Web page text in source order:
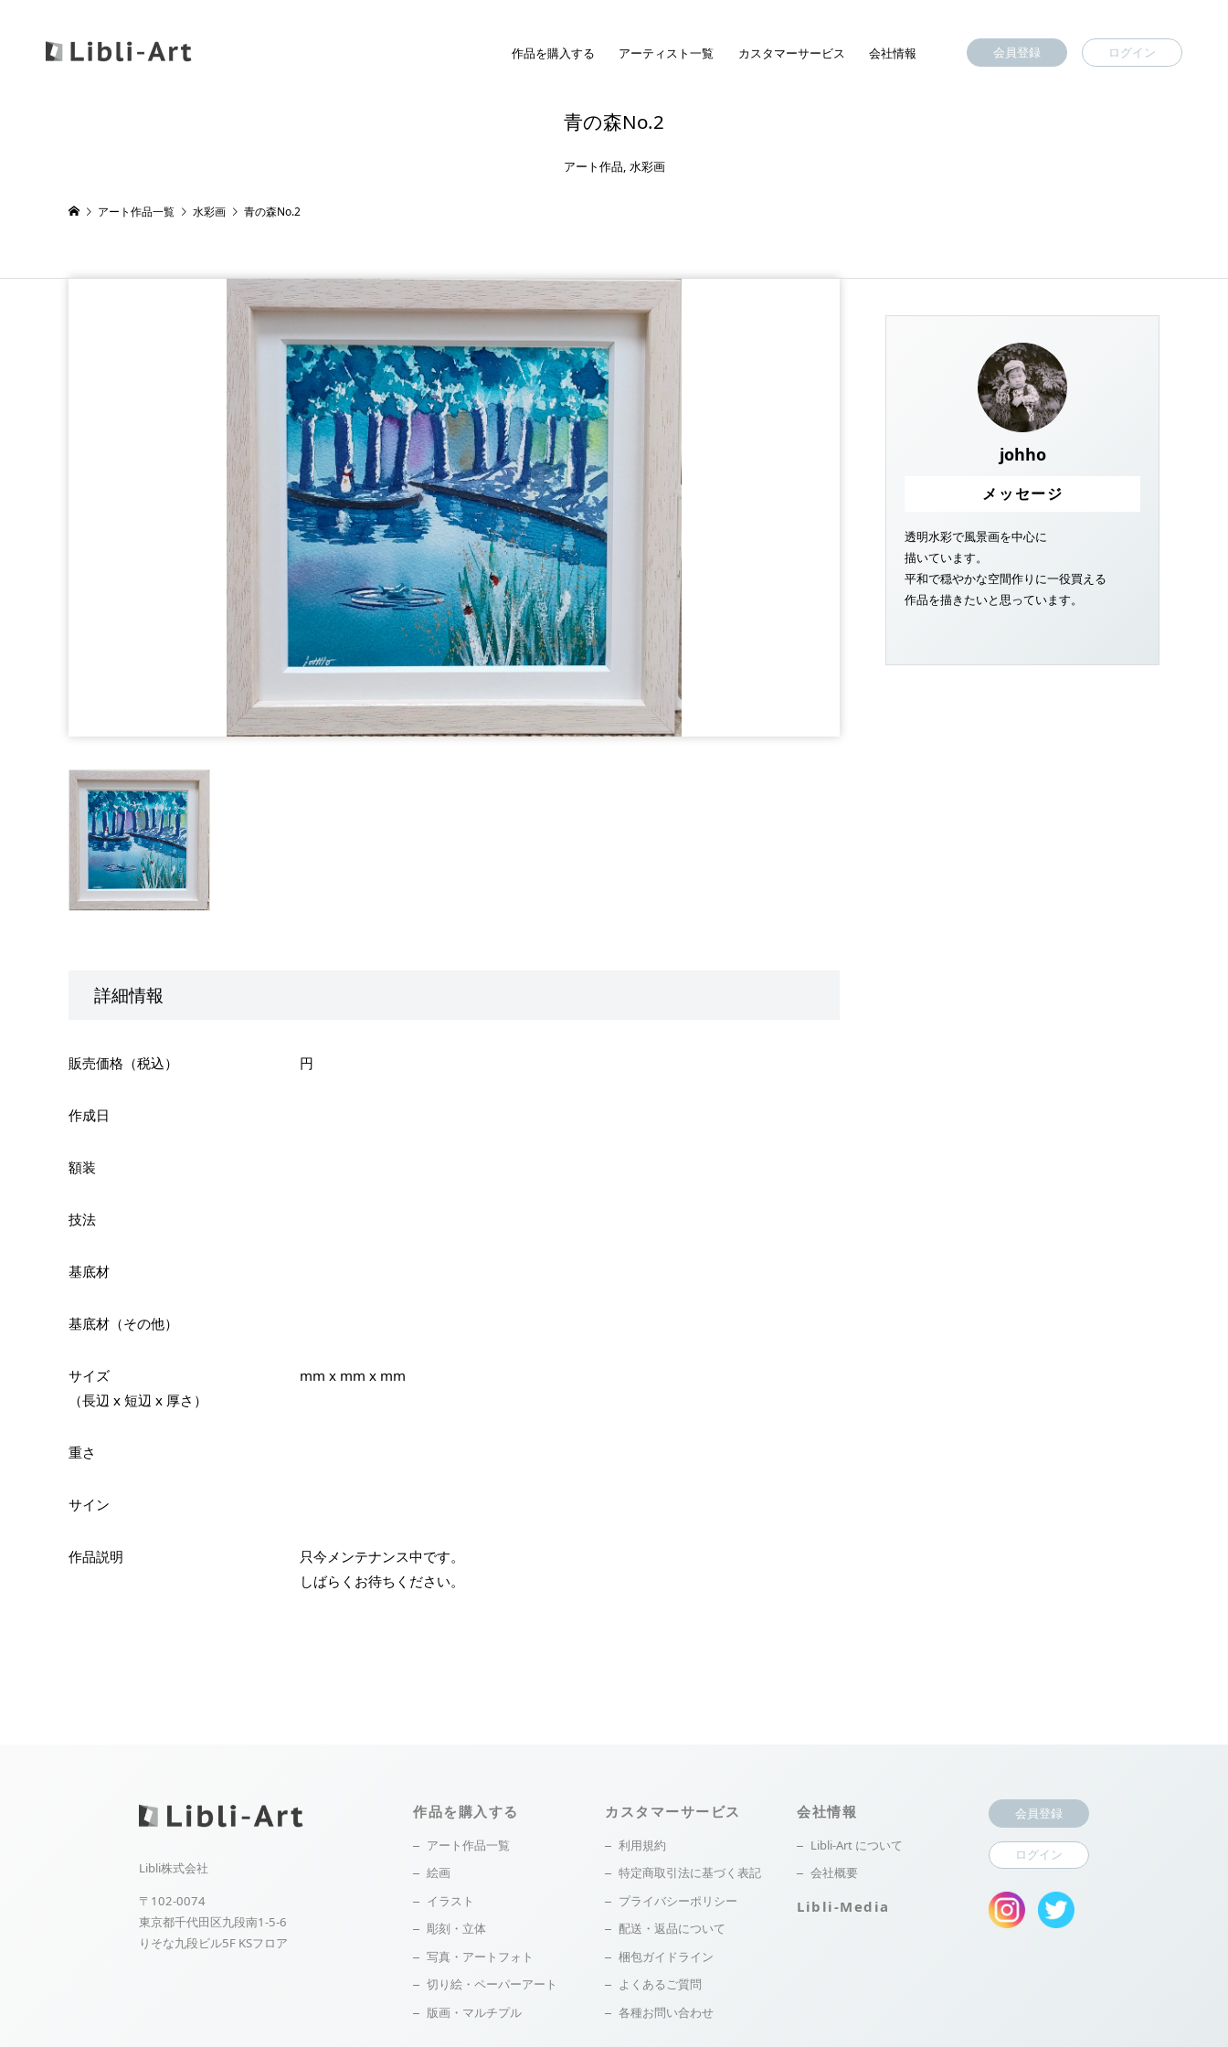
作品を購入する アーティスト一覧 カスタマーサービス 会社情報 会員登録 ログイン
青の森No.2
アート作品, 水彩画
アート作品一覧 水彩画 青の森No.2
詳細情報
販売価格（税込） 円
作成日
額装
技法
基底材
基底材（その他）
サイズ
（長辺 x 短辺 x 厚さ）
mm x mm x mm
重さ
サイン
作品説明
只今メンテナンス中です。
しばらくお待ちください。
johho
メッセージ
透明水彩で風景画を中心に
描いています。
平和で穏やかな空間作りに一役買える
作品を描きたいと思っています。
Libli株式会社
〒102-0074
東京都千代田区九段南1-5-6
りそな九段ビル5F KSフロア
作品を購入する
アート作品一覧
絵画
イラスト
彫刻・立体
写真・アートフォト
切り絵・ペーパーアート
版画・マルチプル
カスタマーサービス
利用規約
特定商取引法に基づく表記
プライバシーポリシー
配送・返品について
梱包ガイドライン
よくあるご質問
各種お問い合わせ
会社情報
Libli-Art について
会社概要
Libli-Media
会員登録
ログイン